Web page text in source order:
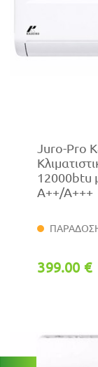
Juro-Pro
12000btu
A++/A+++
399.00 €